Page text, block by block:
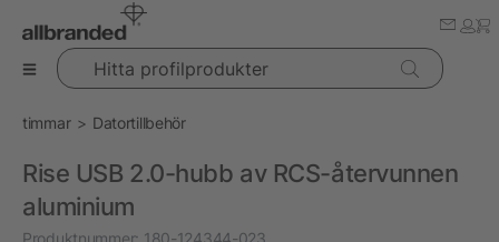
Hitta profilprodukter
timmar Datortillbehör
Rise USB 2.0-hubb av RCS-återvunnen
aluminium
Produktnummer: 180-124344-023